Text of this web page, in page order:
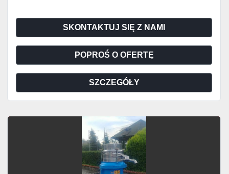
SKONTAKTUJ SIĘ Z NAMI
POPROŚ O OFERTĘ
SZCZEGÓŁY